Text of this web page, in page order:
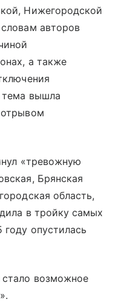
Нижегородской
авторов
а также
тема вышла
«тревожную
Брянская
область,
в тройку самых
опустилась
возможное